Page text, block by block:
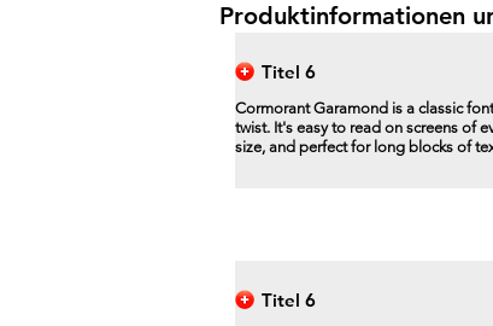
Produktinformationen
Titel 6
Cormorant Garamond is a classic
twist. It's easy to read on screens of
size, and perfect for long blocks of
Titel 6